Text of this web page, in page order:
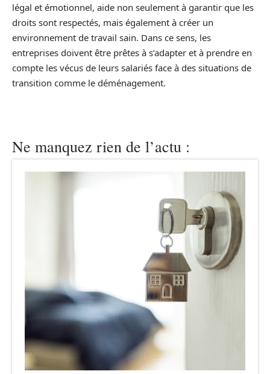
légal et émotionnel, aide non seulement à garantir que les
droits sont respectés, mais également à créer un
environnement de travail sain. Dans ce sens, les
entreprises doivent être prêtes à s’adapter et à prendre en
compte les vécus de leurs salariés face à des situations de
transition comme le déménagement.
Ne manquez rien de l’actu :